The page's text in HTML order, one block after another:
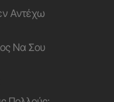
Αντέχω
Να Σου